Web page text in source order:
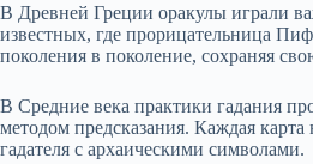
В Древней Греции оракулы играли
известных, где прорицательница
поколения в поколение, сохраняя
В Средние века практики гадания
методом предсказания. Каждая
гадателя с архаическими символами.